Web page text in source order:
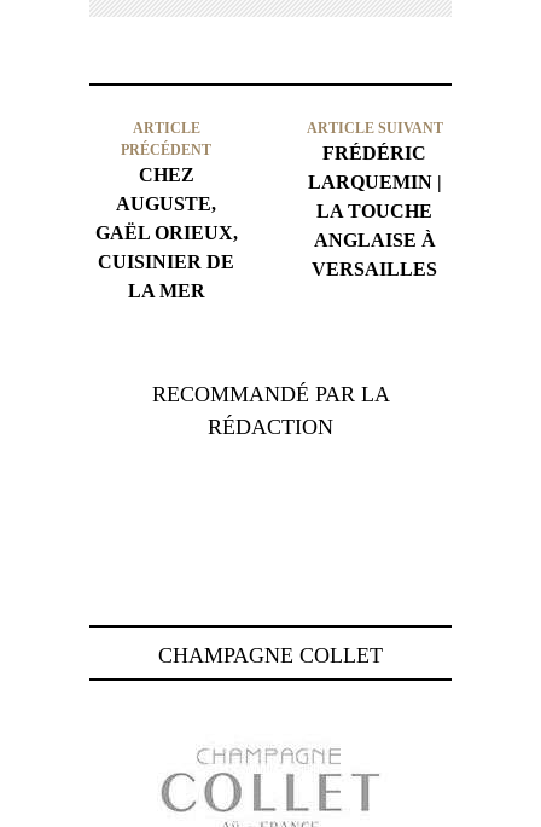
ARTICLE
PRÉCÉDENT
CHEZ
AUGUSTE,
GAËL ORIEUX,
CUISINIER DE
LA MER
ARTICLE SUIVANT
FRÉDÉRIC
LARQUEMIN |
LA TOUCHE
ANGLAISE À
VERSAILLES
RECOMMANDÉ PAR LA
RÉDACTION
CHAMPAGNE COLLET